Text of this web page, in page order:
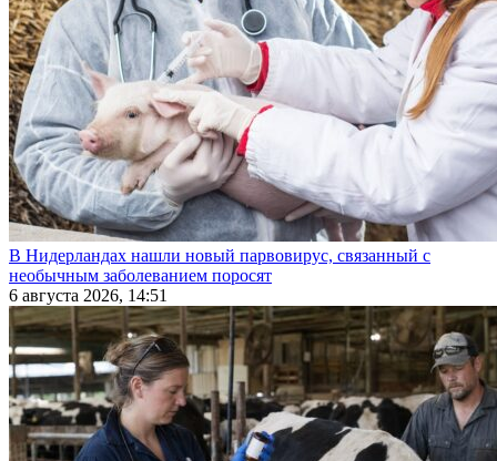
В Нидерландах нашли новый парвовирус, связанный с
необычным заболеванием поросят
6 августа 2026, 14:51